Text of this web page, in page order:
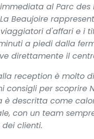
al Parc des
Beaujoire
d'affari e i
a piedi dalla
direttamente il
reception è molto
consigli per scoprire
è descritta come
con un team
clienti.